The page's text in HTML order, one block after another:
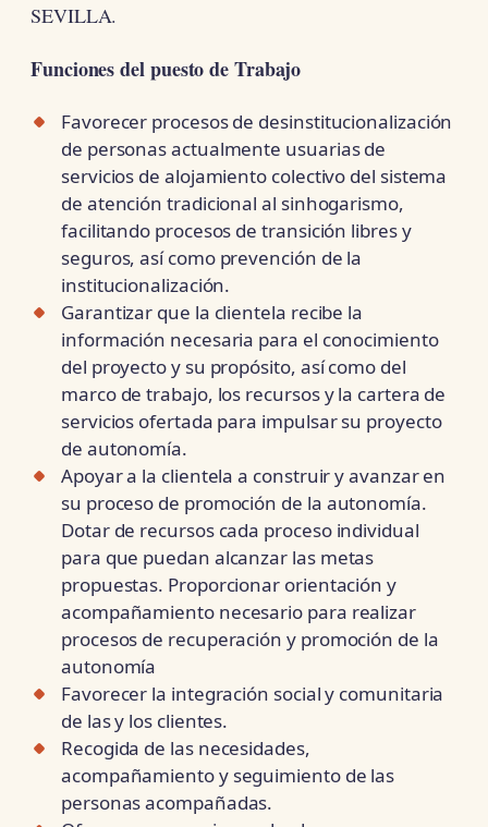
SEVILLA.
Funciones del puesto de Trabajo
Favorecer procesos de desinstitucionalización
de personas actualmente usuarias de
servicios de alojamiento colectivo del sistema
de atención tradicional al sinhogarismo,
facilitando procesos de transición libres y
seguros, así como prevención de la
institucionalización.
Garantizar que la clientela recibe la
información necesaria para el conocimiento
del proyecto y su propósito, así como del
marco de trabajo, los recursos y la cartera de
servicios ofertada para impulsar su proyecto
de autonomía.
Apoyar a la clientela a construir y avanzar en
su proceso de promoción de la autonomía.
Dotar de recursos cada proceso individual
para que puedan alcanzar las metas
propuestas. Proporcionar orientación y
acompañamiento necesario para realizar
procesos de recuperación y promoción de la
autonomía
Favorecer la integración social y comunitaria
de las y los clientes.
Recogida de las necesidades,
acompañamiento y seguimiento de las
personas acompañadas.